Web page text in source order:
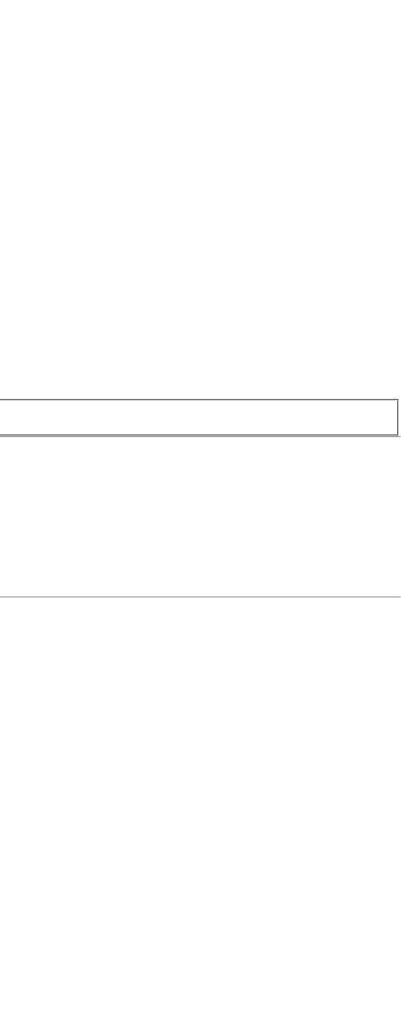
di roccia alla quale è aggrappata una particolare costruzione, la
l'intera Valle di Blenio.
edificate da vallerani emigrati che fecero fortuna come gelatai
notevoli esempi del romanico in Svizzera.
da dove è possibile completare l'escursione con un anello che
Nonostante la buona visibilità si prega comunque di prestare
ai disabili in sedia a rotelle di cambiare mezzo. Pertanto
sale sul bus delle Autolinee Bleniesi (linea 131) in direzione
Linea 131: Autolinee Bleniesi, Tel. 091 862 31 72.